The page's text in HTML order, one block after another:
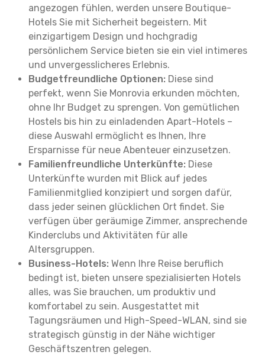
angezogen fühlen, werden unsere Boutique-
Hotels Sie mit Sicherheit begeistern. Mit
einzigartigem Design und hochgradig
persönlichem Service bieten sie ein viel intimeres
und unvergesslicheres Erlebnis.
Budgetfreundliche Optionen: Diese sind
perfekt, wenn Sie Monrovia erkunden möchten,
ohne Ihr Budget zu sprengen. Von gemütlichen
Hostels bis hin zu einladenden Apart-Hotels –
diese Auswahl ermöglicht es Ihnen, Ihre
Ersparnisse für neue Abenteuer einzusetzen.
Familienfreundliche Unterkünfte: Diese
Unterkünfte wurden mit Blick auf jedes
Familienmitglied konzipiert und sorgen dafür,
dass jeder seinen glücklichen Ort findet. Sie
verfügen über geräumige Zimmer, ansprechende
Kinderclubs und Aktivitäten für alle
Altersgruppen.
Business-Hotels: Wenn Ihre Reise beruflich
bedingt ist, bieten unsere spezialisierten Hotels
alles, was Sie brauchen, um produktiv und
komfortabel zu sein. Ausgestattet mit
Tagungsräumen und High-Speed-WLAN, sind sie
strategisch günstig in der Nähe wichtiger
Geschäftszentren gelegen.